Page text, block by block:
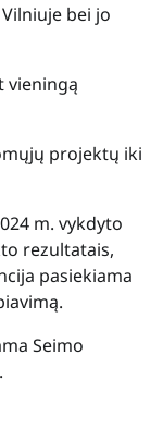
bei jo
vieningą
projektų iki
m. vykdyto
rezultatais,
pasiekiama
Seimo